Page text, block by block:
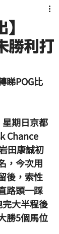
勝利打
睇POG比
期日京都
Chance
田康誠初
，今次用
後，索性
路頭一踩
大半程後
勝5個馬位